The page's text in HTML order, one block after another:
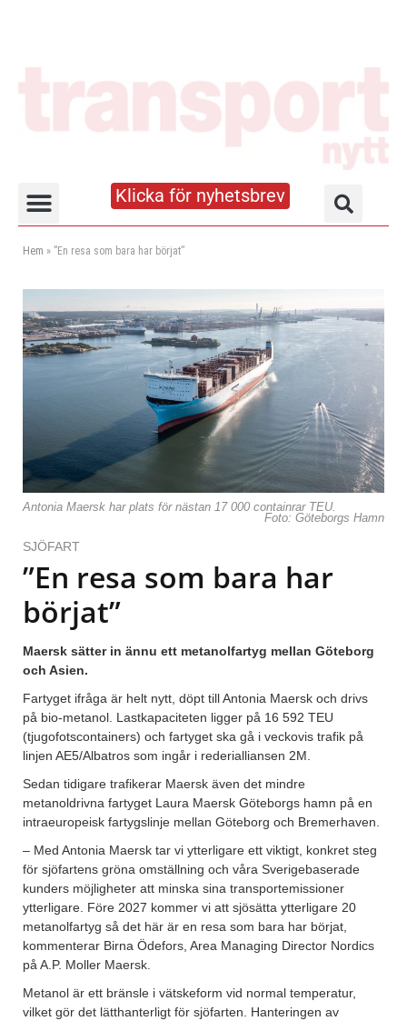
Klicka för nyhetsbrev
Hem » ”En resa som bara har börjat”
Antonia Maersk har plats för nästan 17 000 containrar TEU.
Foto: Göteborgs Hamn
SJÖFART
”En resa som bara har
börjat”
Maersk sätter in ännu ett metanolfartyg mellan Göteborg
och Asien.
Fartyget ifråga är helt nytt, döpt till Antonia Maersk och drivs
på bio-metanol. Lastkapaciteten ligger på 16 592 TEU
(tjugofotscontainers) och fartyget ska gå i veckovis trafik på
linjen AE5/Albatros som ingår i rederialliansen 2M.
Sedan tidigare trafikerar Maersk även det mindre
metanoldrivna fartyget Laura Maersk Göteborgs hamn på en
intraeuropeisk fartygslinje mellan Göteborg och Bremerhaven.
– Med Antonia Maersk tar vi ytterligare ett viktigt, konkret steg
för sjöfartens gröna omställning och våra Sverigebaserade
kunders möjligheter att minska sina transportemissioner
ytterligare. Före 2027 kommer vi att sjösätta ytterligare 20
metanolfartyg så det här är en resa som bara har börjat,
kommenterar Birna Ödefors, Area Managing Director Nordics
på A.P. Moller Maersk.
Metanol är ett bränsle i vätskeform vid normal temperatur,
vilket gör det lätthanterligt för sjöfarten. Hanteringen av